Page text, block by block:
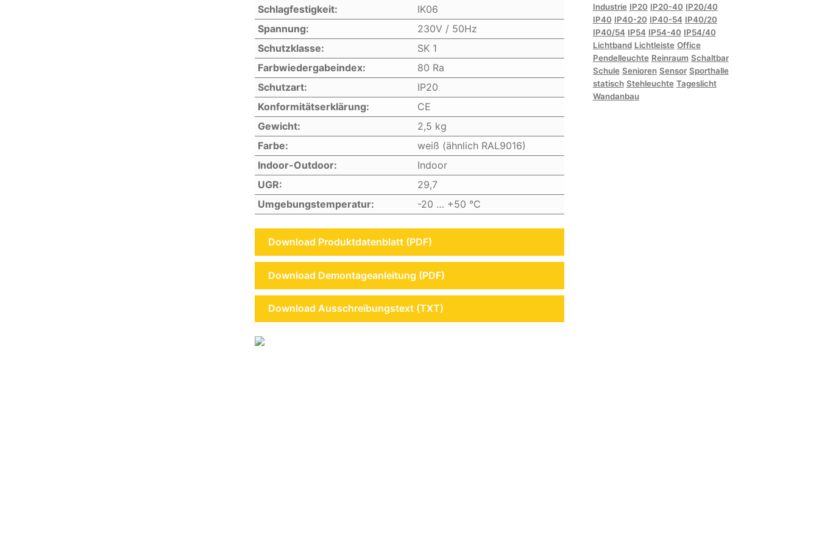
Schlagfestigkeit:
IK06
Spannung:
230V / 50Hz
Schutzklasse:
SK 1
Farbwiedergabeindex:
80 Ra
Schutzart:
IP20
Konformitätserklärung:
CE
Gewicht:
2,5 kg
Farbe:
weiß (ähnlich RAL9016)
Indoor-Outdoor:
Indoor
UGR:
29,7
Umgebungstemperatur:
-20 … +50 °C
Download Produktdatenblatt (PDF)
Download Demontageanleitung (PDF)
Download Ausschreibungstext (TXT)
Industrie IP20 IP20-40 IP20/40
IP40 IP40-20 IP40-54 IP40/20
IP40/54 IP54 IP54-40 IP54/40
Lichtband Lichtleiste Office
Pendelleuchte Reinraum Schaltbar
Schule Senioren Sensor Sporthalle
statisch Stehleuchte Tageslicht
Wandanbau